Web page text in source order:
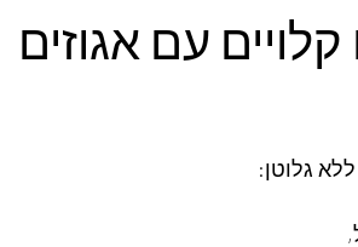
עם אגוזים
גלוטן: